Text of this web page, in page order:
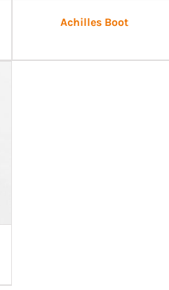
Achilles Boot